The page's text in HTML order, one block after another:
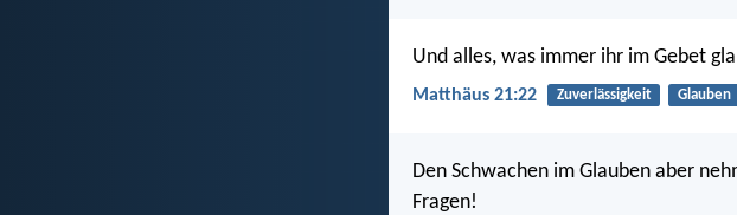
Und alles, was immer ihr im Gebet
Matthäus 21:22 Zuverlässigkeit Glauben
Den Schwachen im Glauben aber
Fragen!